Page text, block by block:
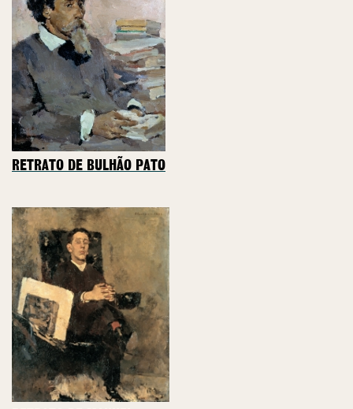
RETRATO DE BULHÃO PATO